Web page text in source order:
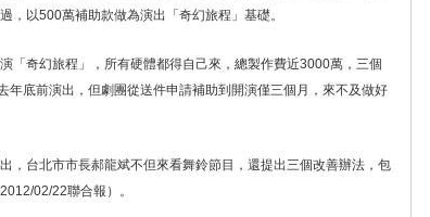
，以500萬補助款做為演出「奇幻旅程」基礎。
「奇幻旅程」，所有硬體都得自己來，總製作費近3000萬，三個
年底前演出，但劇團從送件申請補助到開演僅三個月，來不及做好
，台北市市長郝龍斌不但來看舞鈴節目，還提出三個改善辦法，包
02/22聯合報）。